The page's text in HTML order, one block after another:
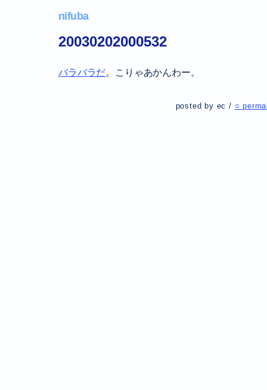
nifuba
20030202000532
バラバラだ。こりゃあかんわー。
posted by ec / ○